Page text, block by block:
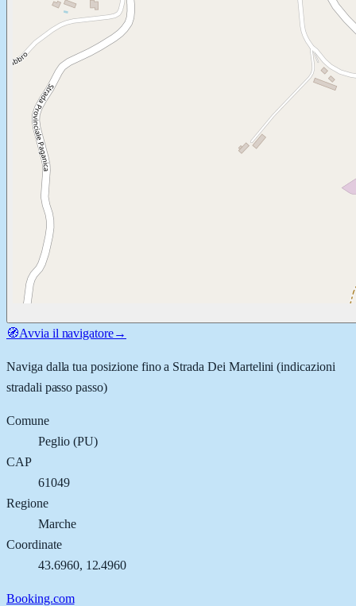
🧭Avvia il navigatore→
Naviga dalla tua posizione fino a Strada Dei Martelini (indicazioni
stradali passo passo)
Comune
Peglio(PU)
CAP
61049
Regione
Marche
Coordinate
43.6960, 12.4960
Booking.com